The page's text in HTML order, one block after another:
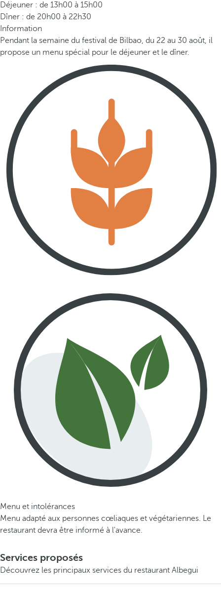
Déjeuner : de 13h00 à 15h00
Dîner : de 20h00 à 22h30
Information
Pendant la semaine du festival de Bilbao, du 22 au 30 août, il
propose un menu spécial pour le déjeuner et le dîner.
Menu et intolérances
Menu adapté aux personnes cœliaques et végétariennes. Le
restaurant devra être informé à l'avance.
Services proposés
Découvrez les principaux services du restaurant Albegui